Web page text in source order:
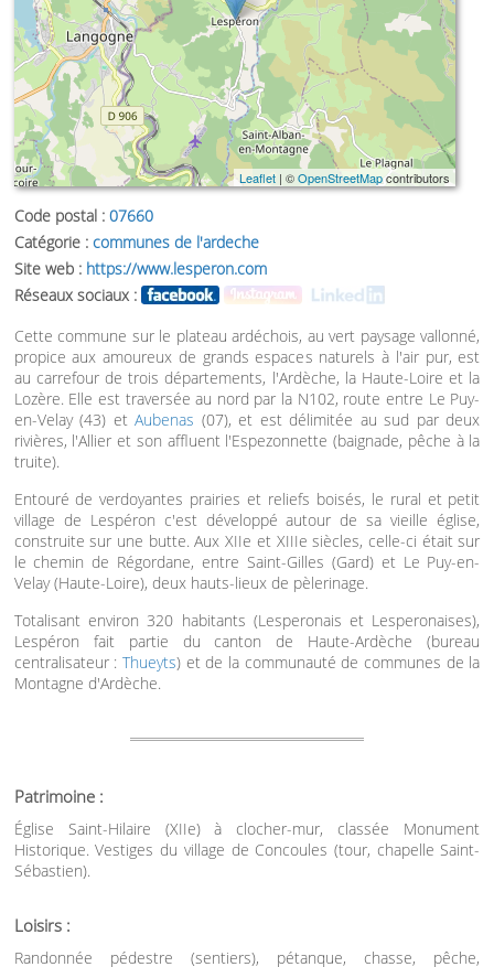
Leaflet| ©OpenStreetMapcontributors
Code postal : 07660
Catégorie : communes de l'ardeche
Site web : https://www.lesperon.com
Réseaux sociaux :
Cette commune sur le plateau ardéchois, au vert paysage vallonné,
propice aux amoureux de grands espaces naturels à l'air pur, est
au carrefour de trois départements, l'Ardèche, la Haute-Loire et la
Lozère. Elle est traversée au nord par la N102, route entre Le Puy-
en-Velay (43) etAubenas (07), et est délimitée au sud par deux
rivières, l'Allier et son affluent l'Espezonnette (baignade, pêche à la
truite).
Entouré de verdoyantes prairies et reliefs boisés, le rural et petit
village de Lespéron c'est développé autour de sa vieille église,
construite sur une butte. Aux XIIe et XIIIe siècles, celle-ci était sur
le chemin de Régordane, entre Saint-Gilles (Gard) et Le Puy-en-
Velay (Haute-Loire), deux hauts-lieux de pèlerinage.
Totalisant environ 320 habitants (Lesperonais et Lesperonaises),
Lespéron fait partie du canton de Haute-Ardèche (bureau
centralisateur : Thueyts) et de la communauté de communes de la
Montagne d'Ardèche.
Patrimoine :
Église Saint-Hilaire (XIIe) à clocher-mur, classée Monument
Historique. Vestiges du village de Concoules (tour, chapelle Saint-
Sébastien).
Loisirs :
Randonnée pédestre (sentiers), pétanque, chasse, pêche,